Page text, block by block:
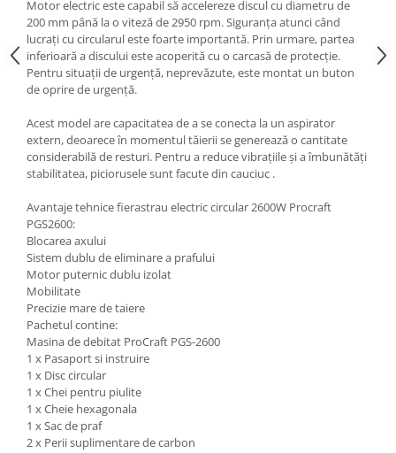
Perii si aparate scame
Stergatoare geam
Umerase pentru haine si suporturi
Uscatoare si standere haine
Bucatarie si electrocasnice
Masini de carnati si accesorii
Espressoare si cafetiere
Masini de piper si nuci
tocat carne
Autocolant de bucatarie
Blendere
Ceaune
Dozatoare
Fete de masa
Fierbatoare
Friteuze
Genti Termoizolante Mancare
Magneti de frigider
Masini de tocat manuale
Statii si pistoale de lipit
Statii si pistoale de lipit
Accesorii, consumabile, piese
Accesorii
Acumulatori si incarcatoare scule
electrice
Discuri taiere
Scule de mana
Accesorii masini de taiat placi
ceramice
Accesorii placi ceramice
Carabine, vartejuri, belciuge
Clesti si truse de sertizare
Fierastraie manuale
Foarfeci constructii
Masini de taiat placi ceramice
Patenti si clesti
Topoare
Motor electric este capabil să accelereze discul cu diametru de
200 mm până la o viteză de 2950 rpm. Siguranța atunci când
lucrați cu circularul este foarte importantă. Prin urmare, partea
inferioară a discului este acoperită cu o carcasă de protecție.
Pentru situații de urgență, neprevăzute, este montat un buton
de oprire de urgență.
Acest model are capacitatea de a se conecta la un aspirator
extern, deoarece în momentul tăierii se generează o cantitate
considerabilă de resturi. Pentru a reduce vibrațiile și a îmbunătăți
stabilitatea, piciorusele sunt facute din cauciuc .
Avantaje tehnice fierastrau electric circular 2600W Procraft
PGS2600:
Blocarea axului
Sistem dublu de eliminare a prafului
Motor puternic dublu izolat
Mobilitate
Precizie mare de taiere
Pachetul contine:
Masina de debitat ProCraft PGS-2600
1 x Pasaport si instruire
1 x Disc circular
1 x Chei pentru piulite
1 x Cheie hexagonala
1 x Sac de praf
2 x Perii suplimentare de carbon